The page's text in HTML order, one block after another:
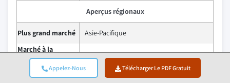
Appelez-Nous Télécharger Le PDF Gratuit
Aperçus régionaux
Plus grand marché
Asie-Pacifique
Marché à la
croissance la plus
Amérique du Nord & Europe